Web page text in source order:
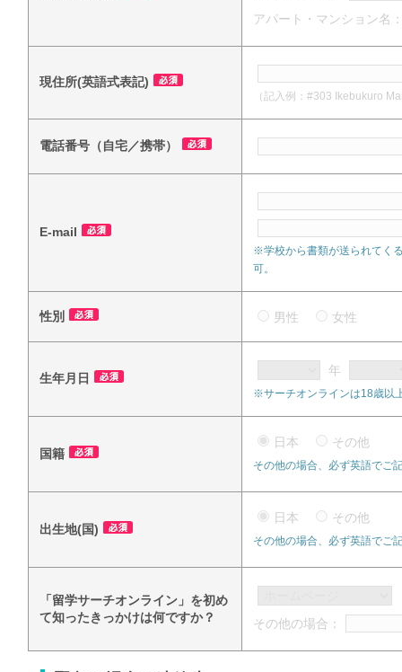
アパート・マンション名
現住所(英語式表記)
（記入例：#303 Ikebukuro
電話番号（自宅／携帯）
E-mail
※学校から書類が送られてく
可。
性別 男性 女性
生年月日
年
※サーチオンラインは18歳以
国籍
日本 その他
その他の場合、必ず英語でご
出生地(国)
日本 その他
その他の場合、必ず英語でご
「留学サーチオンライン」を初め
て知ったきっかけは何ですか？
その他の場合：